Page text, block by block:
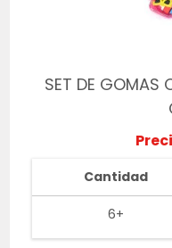
SET DE GOMAS
Cantidad
6+